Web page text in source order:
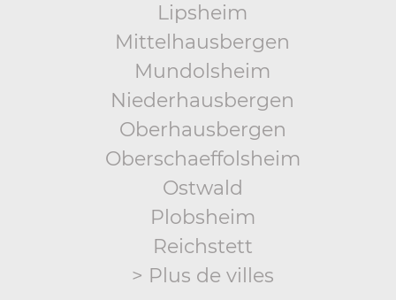
Lipsheim
Mittelhausbergen
Mundolsheim
Niederhausbergen
Oberhausbergen
Oberschaeffolsheim
Ostwald
Plobsheim
Reichstett
> Plus de villes